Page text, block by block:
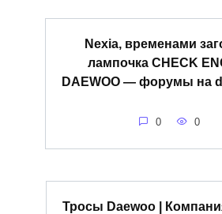
Nexia, временами
лампочка CHECK
DAEWOO — форумы на
0 0
Тросы Daewoo |